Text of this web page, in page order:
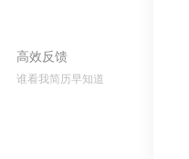
高效反馈
谁看我简历早知道